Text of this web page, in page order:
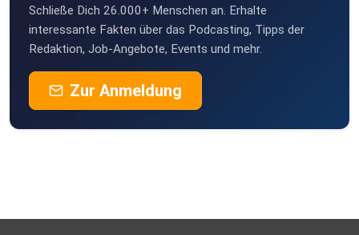
Schließe Dich 26.000+ Menschen an. Erhalte
interessante Fakten über das Podcasting, Tipps der
Redaktion, Job-Angebote, Events und mehr.
Zur Anmeldung